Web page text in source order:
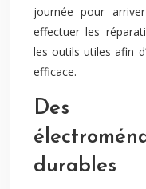
journée pour
effectuer les
les outils utiles afin
efficace.
Des
durables